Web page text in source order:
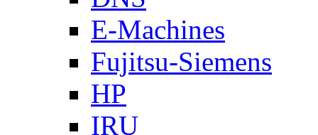
E-Machines
Fujitsu-Siemens
HP
IRU